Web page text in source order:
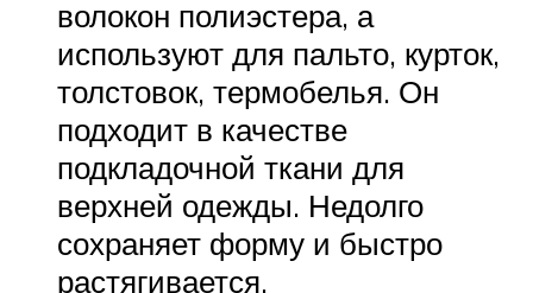
волокон полиэстера, а
используют для пальто, курток,
толстовок, термобелья. Он
подходит в качестве
подкладочной ткани для
верхней одежды. Недолго
сохраняет форму и быстро
растягивается.